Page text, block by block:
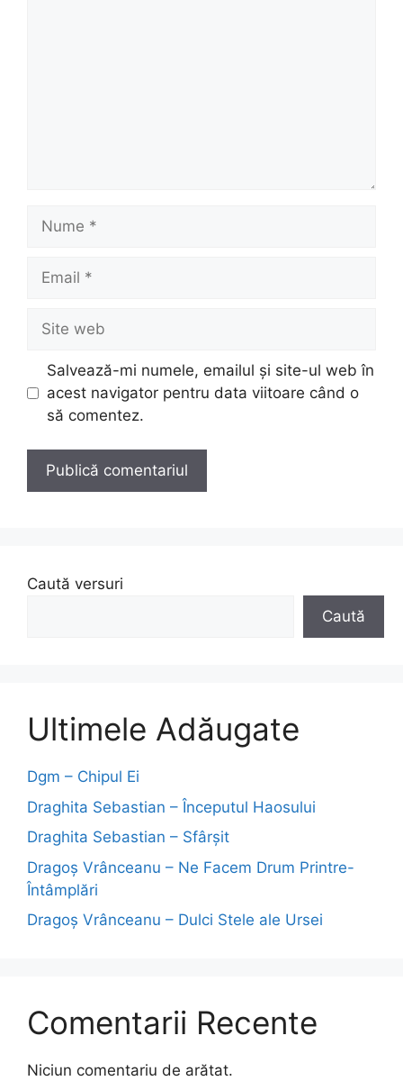
web
Salvează-mi numele, emailul și site-ul web în
acest navigator pentru data viitoare când o
să comentez.
Caută versuri
Caută
Ultimele Adăugate
Dgm – Chipul Ei
Draghita Sebastian – Începutul Haosului
Draghita Sebastian – Sfârșit
Dragoş Vrânceanu – Ne Facem Drum Printre-
Întâmplări
Dragoş Vrânceanu – Dulci Stele ale Ursei
Comentarii Recente
Niciun comentariu de arătat.